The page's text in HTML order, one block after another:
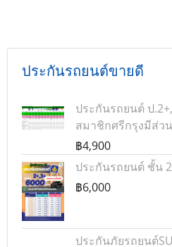
ประกันรถยนต์ขายดี
ประกันรถยนต์ ป
สมาชิกศรีกรุงมีส่ว
฿4,900
ประกันรถยนต์ ชั้น
฿6,000
ประกันภัยรถยนต์